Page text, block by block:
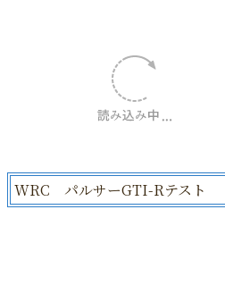
WRC パルサーGTI-Rテスト